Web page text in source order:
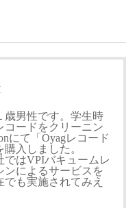
歳男性です。学生時
コードをクリーニン
にて「Oyagレコード
入しました。
ではVPIバキュームレ
ンによるサービスを
も実施されてみえ